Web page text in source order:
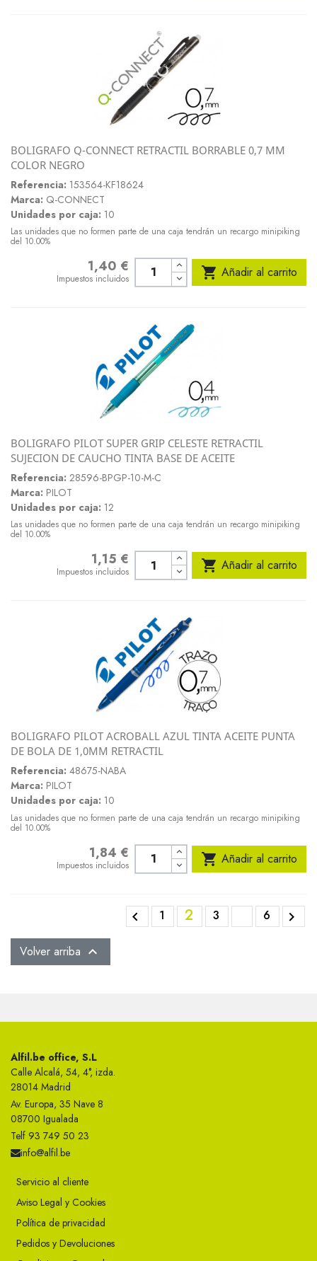
BOLIGRAFO Q-CONNECT RETRACTIL BORRABLE 0,7 MM
COLOR NEGRO
Referencia: 153564-KF18624
Marca: Q-CONNECT
Unidades por caja: 10
Las unidades que no formen parte de una caja tendrán un recargo minipiking
del 10.00%
1,40 €
Impuestos incluidos  Añadir al carrito
BOLIGRAFO PILOT SUPER GRIP CELESTE RETRACTIL
SUJECION DE CAUCHO TINTA BASE DE ACEITE
Referencia: 28596-BPGP-10-M-C
Marca: PILOT
Unidades por caja: 12
Las unidades que no formen parte de una caja tendrán un recargo minipiking
del 10.00%
1,15 €
Impuestos incluidos  Añadir al carrito
BOLIGRAFO PILOT ACROBALL AZUL TINTA ACEITE PUNTA
DE BOLA DE 1,0MM RETRACTIL
Referencia: 48675-NABA
Marca: PILOT
Unidades por caja: 10
Las unidades que no formen parte de una caja tendrán un recargo minipiking
del 10.00%
1,84 €
Impuestos incluidos  Añadir al carrito
 1 2 3 6 
Volver arriba 
Alfil.be office, S.L
Calle Alcalá, 54, 4°, izda.
28014 Madrid
Av. Europa, 35 Nave 8
08700 Igualada
Telf 93 749 50 23
info@alfil.be
Servicio al cliente
Aviso Legal y Cookies
Política de privacidad
Pedidos y Devoluciones